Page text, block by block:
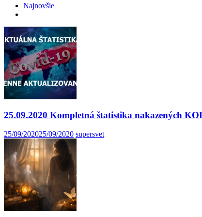
Najnovšie
25.09.2020 Kompletná štatistika nakazených
25/09/202025/09/2020 supersvet